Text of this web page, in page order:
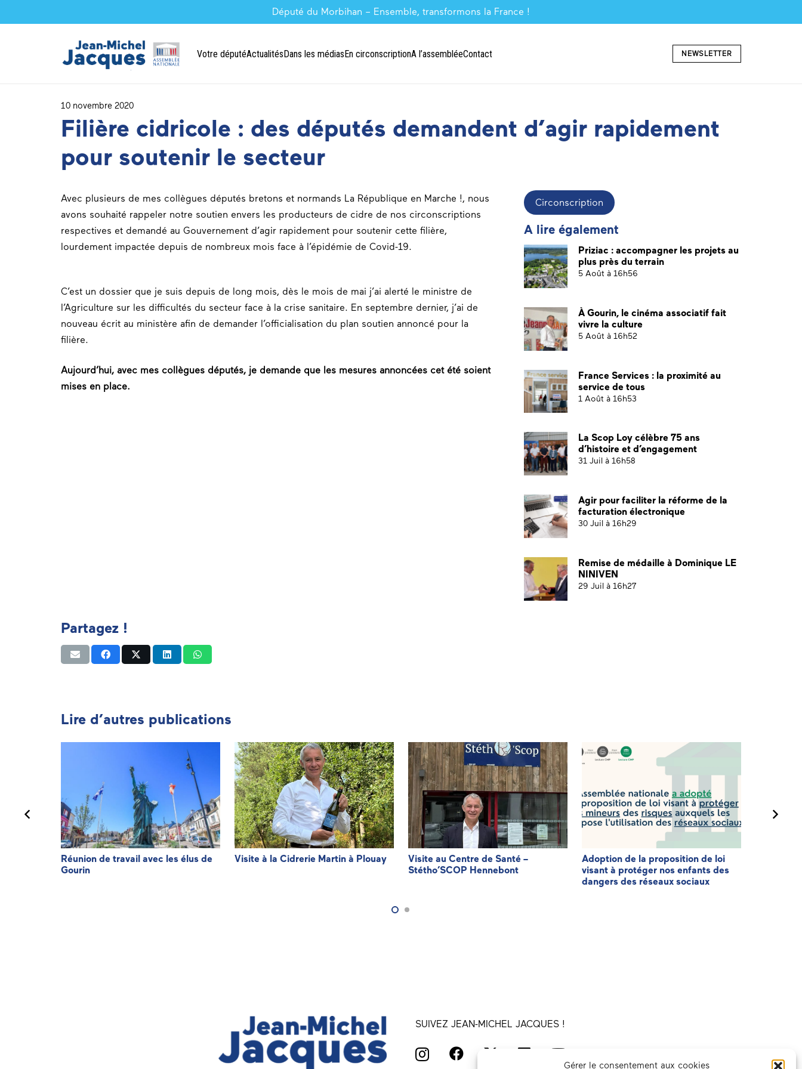
Gérer le consentement aux cookies
Député du Morbihan – Ensemble, transformons la France !
Votre députéActualitésDans les médiasEn circonscriptionA l’assembléeContact NEWSLETTER
10 novembre 2020
Filière cidricole : des députés demandent d’agir rapidement
pour soutenir le secteur
Avec plusieurs de mes collègues députés bretons et normands La République en Marche !, nous
avons souhaité rappeler notre soutien envers les producteurs de cidre de nos circonscriptions
respectives et demandé au Gouvernement d’agir rapidement pour soutenir cette filière,
lourdement impactée depuis de nombreux mois face à l’épidémie de Covid-19.
C’est un dossier que je suis depuis de long mois, dès le mois de mai j’ai alerté le ministre de
l’Agriculture sur les difficultés du secteur face à la crise sanitaire. En septembre dernier, j’ai de
nouveau écrit au ministère afin de demander l’officialisation du plan soutien annoncé pour la
filière.
Aujourd’hui, avec mes collègues députés, je demande que les mesures annoncées cet été soient
mises en place.
Circonscription
A lire également
Priziac : accompagner les projets au
plus près du terrain
5 Août à 16h56
À Gourin, le cinéma associatif fait
vivre la culture
5 Août à 16h52
France Services : la proximité au
service de tous
1 Août à 16h53
La Scop Loy célèbre 75 ans
d’histoire et d’engagement
31 Juil à 16h58
Agir pour faciliter la réforme de la
facturation électronique
30 Juil à 16h29
Remise de médaille à Dominique LE
NINIVEN
29 Juil à 16h27
Partagez !
Lire d’autres publications
Réunion de travail avec les élus de
Gourin
Visite à la Cidrerie Martin à Plouay
Visite au Centre de Santé –
Stétho’SCOP Hennebont
Adoption de la proposition de loi
visant à protéger nos enfants des
dangers des réseaux sociaux
SUIVEZ JEAN-MICHEL JACQUES !